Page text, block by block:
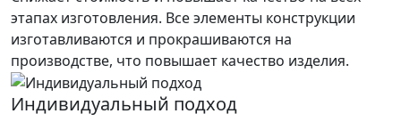
этапах изготовления. Все элементы конструкции
изготавливаются и прокрашиваются на
производстве, что повышает качество изделия.
Индивидуальный подход